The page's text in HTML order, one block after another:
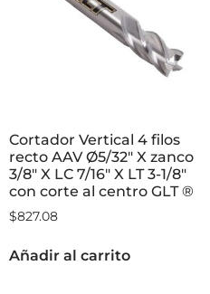
Cortador Vertical 4 filos
recto AAV Ø5/32″ X zanco
3/8″ X LC 7/16″ X LT 3-1/8″
con corte al centro GLT ®
$827.08
Añadir al carrito